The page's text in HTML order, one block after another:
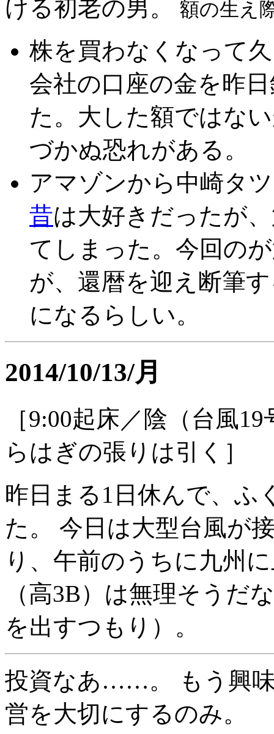
ける初老の男。
額の生え
株を買わなくなって
会社の口座の金を昨
た。大した額ではな
づかぬ恐れがある。
アマゾンから中崎タ
昔は大好きだったが
てしまった。今回の
が、還暦を迎え断筆
になるらしい。
2014/10/13/月
［9:00起床／陰（台風
らはぎの張りは引く］
昨日まる1日休んで、ふ
た。 今日は大型台風が
り、午前のうちに九州
（高3B）は無理そうだ
を出すつもり）。
投資なあ……。 もう興
営を大切にするのみ。